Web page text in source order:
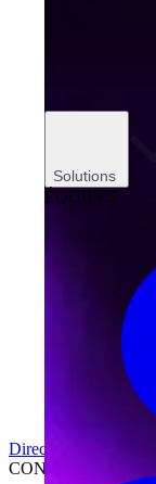
Solutions
ÉQUIPES
Direction